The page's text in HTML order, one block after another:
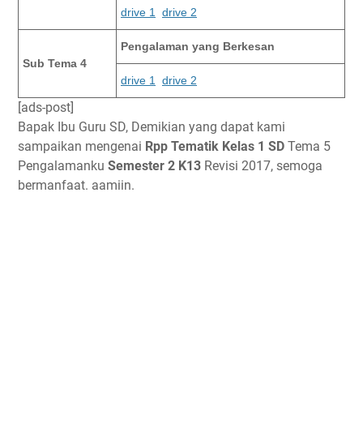
drive 1
drive 2
Sub Tema 4
Pengalaman yang Berkesan
drive 1 drive 2
[ads-post]
Bapak Ibu Guru SD, Demikian yang dapat kami
sampaikan mengenai Rpp Tematik Kelas 1 SD Tema 5
Pengalamanku Semester 2 K13 Revisi 2017, semoga
bermanfaat. aamiin.